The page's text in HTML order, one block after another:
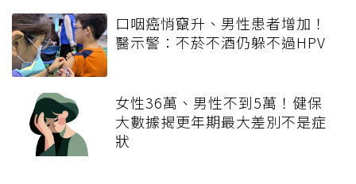
口咽癌悄竄升、男性患者增加！
醫示警：不菸不酒仍躲不過HPV
女性36萬、男性不到5萬！健保
大數據揭更年期最大差別不是症
狀